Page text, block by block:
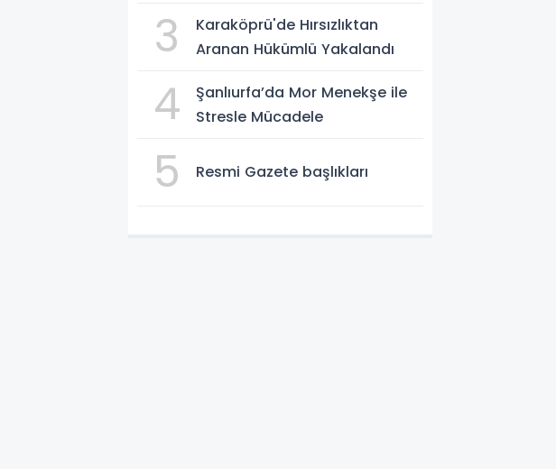
3
Karaköprü'de Hırsızlıktan
Aranan Hükümlü Yakalandı
4
Şanlıurfa’da Mor Menekşe ile
Stresle Mücadele
5 Resmi Gazete başlıkları